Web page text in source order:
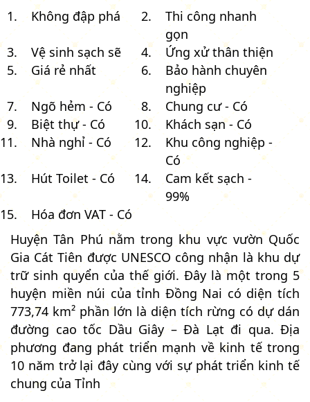
Không đập phá
Thi công nhanh
gọn
Vệ sinh sạch sẽ
Ứng xử thân thiện
Giá rẻ nhất
Bảo hành chuyên
nghiệp
Ngõ hẻm - Có
Chung cư - Có
Biệt thự - Có
Khách sạn - Có
Nhà nghỉ - Có
Khu công nghiệp -
Có
Hút Toilet - Có
Cam kết sạch -
99%
Hóa đơn VAT - Có
Huyện Tân Phú nằm trong khu vực vườn Quốc
Gia Cát Tiên được UNESCO công nhận là khu dự
trữ sinh quyển của thế giới. Đây là một trong 5
huyện miền núi của tỉnh Đồng Nai có diện tích
773,74 km² phần lớn là diện tích rừng có dự dán
đường cao tốc Dầu Giây – Đà Lạt đi qua. Địa
phương đang phát triển mạnh về kinh tế trong
10 năm trở lại đây cùng với sự phát triển kinh tế
chung của Tỉnh